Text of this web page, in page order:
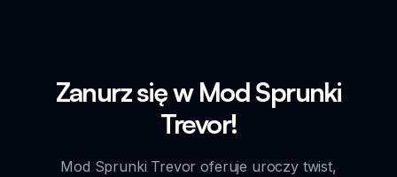
Zanurz się w Mod Sprunki
Trevor!
Mod Sprunki Trevor oferuje uroczy twist,